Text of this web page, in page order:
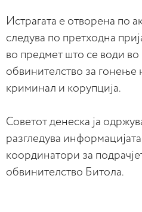
Истрагата е отворена по
следува по претходна
во предмет што се води
обвинителство за гонење
криминал и корупција.
Советот денеска ја
разгледува
координатори за
обвинителство Битола.